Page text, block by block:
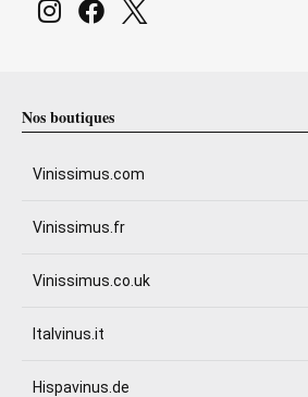
Nos boutiques
Vinissimus.com
Vinissimus.fr
Vinissimus.co.uk
Italvinus.it
Hispavinus.de